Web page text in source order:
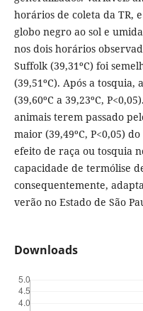
horários de coleta da TR,
globo negro ao sol e
nos dois horários
Suffolk (39,31ºC) foi
(39,51ºC). Após a tosquia,
(39,60ºC a 39,23ºC,
animais terem passado
maior (39,49ºC, P<0,05)
efeito de raça ou tosquia
capacidade de termólise
consequentemente,
verão no Estado de São
Downloads